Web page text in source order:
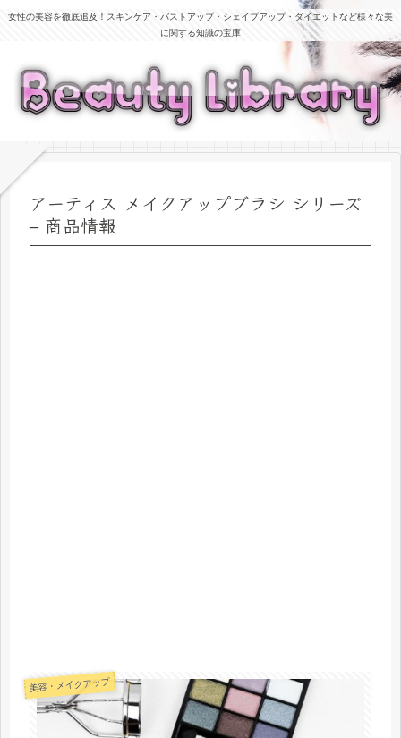
女性の美容を徹底追及！スキンケア・バストアップ・シェイプアップ・ダイエットなど様々な美
に関する知識の宝庫
アーティス メイクアップブラシ シリーズ
– 商品情報
美容・メイクアップ